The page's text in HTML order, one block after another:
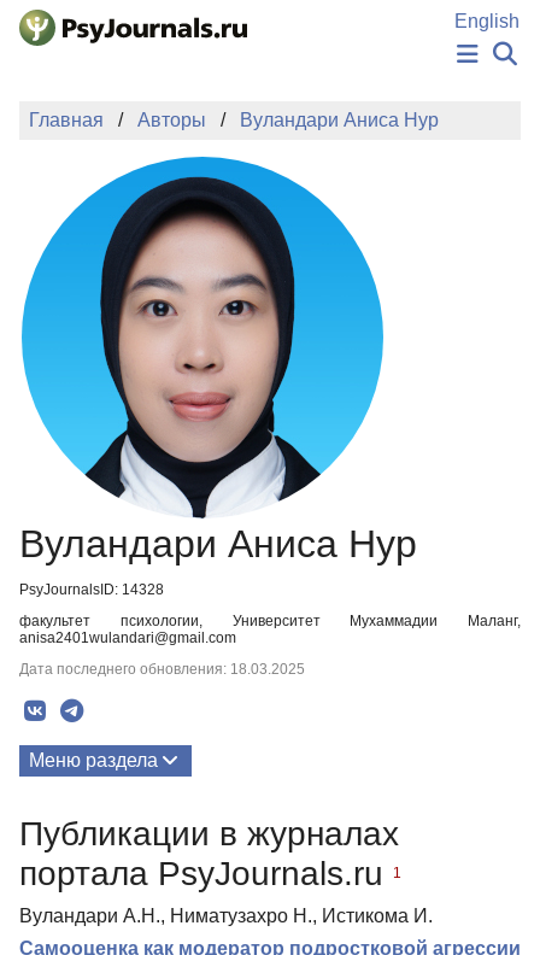
Перейти к основному содержанию
English
НОВОСТИ
АВТОРЫ
ПОДАТЬ РУКОПИСЬ
БАЗА ЗНАНИЙ
КЛЮЧЕВЫЕ СЛОВА
Регистрация
Главная Авторы Вуландари Аниса Нур
Вуландари Аниса Нур
PsyJournalsID: 14328
факультет психологии, Университет Мухаммадии Маланг,
anisa2401wulandari@gmail.com
Дата последнего обновления: 18.03.2025
Меню раздела
Публикации в журналах
портала PsyJournals.ru
1
Вуландари А.Н., Ниматузахро Н., Истикома И.
Самооценка как модератор подростковой агрессии